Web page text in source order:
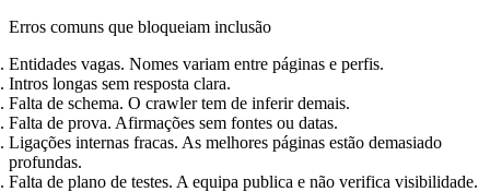
Erros comuns que bloqueiam inclusão
Entidades vagas. Nomes variam entre páginas e perfis.
Intros longas sem resposta clara.
Falta de schema. O crawler tem de inferir demais.
Falta de prova. Afirmações sem fontes ou datas.
Ligações internas fracas. As melhores páginas estão demasiado
profundas.
Falta de plano de testes. A equipa publica e não verifica visibilidade.